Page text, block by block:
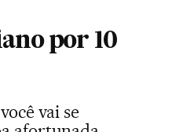
por 10
vai se